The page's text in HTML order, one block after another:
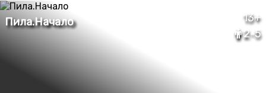
13+
2-5